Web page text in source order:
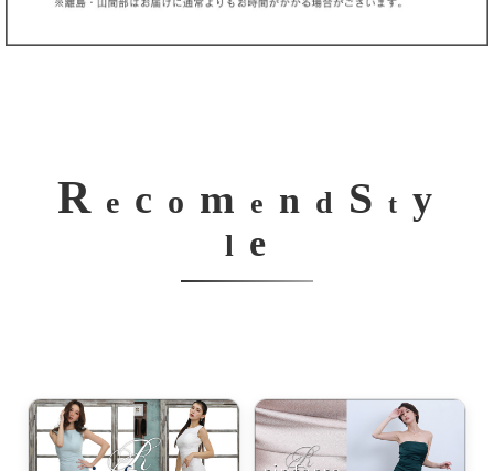
R e c o m e n d S t y
l e